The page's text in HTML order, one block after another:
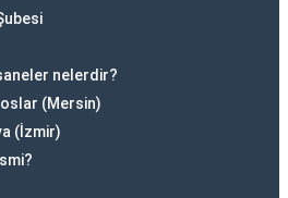
nelerdir?
(Mersin)
(İzmir)